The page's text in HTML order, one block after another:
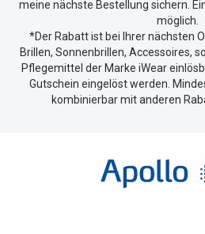
meine nächste Bestellung sichern.
möglich.
*Der Rabatt ist bei Ihrer nächsten
Brillen, Sonnenbrillen, Accessoires,
Pflegemittel der Marke iWear
Gutschein eingelöst werden.
kombinierbar mit anderen